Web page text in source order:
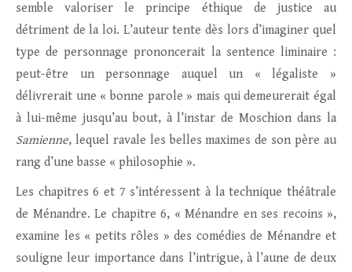
semble valoriser le principe éthique de justice au
détriment de la loi. L’auteur tente dès lors d’imaginer quel
type de personnage prononcerait la sentence liminaire :
peut-être un personnage auquel un « légaliste »
délivrerait une « bonne parole » mais qui demeurerait égal
à lui-même jusqu’au bout, à l’instar de Moschion dans la
Samienne, lequel ravale les belles maximes de son père au
rang d’une basse « philosophie ».
Les chapitres 6 et 7 s’intéressent à la technique théâtrale
de Ménandre. Le chapitre 6, « Ménandre en ses recoins »,
examine les « petits rôles » des comédies de Ménandre et
souligne leur importance dans l’intrigue, à l’aune de deux